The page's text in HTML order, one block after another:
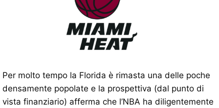
Per molto tempo la Florida è rimasta una delle poche
densamente popolate e la prospettiva (dal punto di
vista finanziario) afferma che l’NBA ha diligentemente